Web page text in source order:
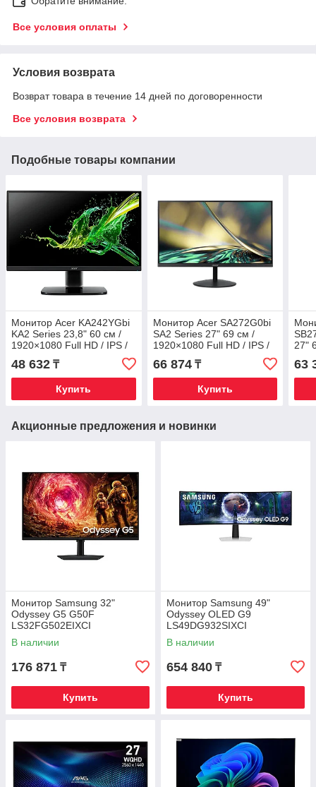
Все условия оплаты
Условия возврата
Возврат товара в течение 14 дней по договоренности
Все условия возврата
Подобные товары компании
Монитор Acer KA242YGbi
KA2 Series 23,8" 60 см /
1920×1080 Full HD / IPS /
ZeroFrame Pro / 120Hz / 1
48 632 ₸
Купить
Монитор Acer SA272G0bi
SA2 Series 27" 69 см /
1920×1080 Full HD / IPS /
ZeroFrame / 120Hz / 1 мс
(VR
66 874₸
Купить
27"
63
Акционные предложения и новинки
Монитор Samsung 32"
Odyssey G5 G50F
LS32FG502EIXCI
В наличии
176 871 ₸
Купить
Монитор Samsung 49"
Odyssey OLED G9
LS49DG932SIXCI
В наличии
654 840 ₸
Купить